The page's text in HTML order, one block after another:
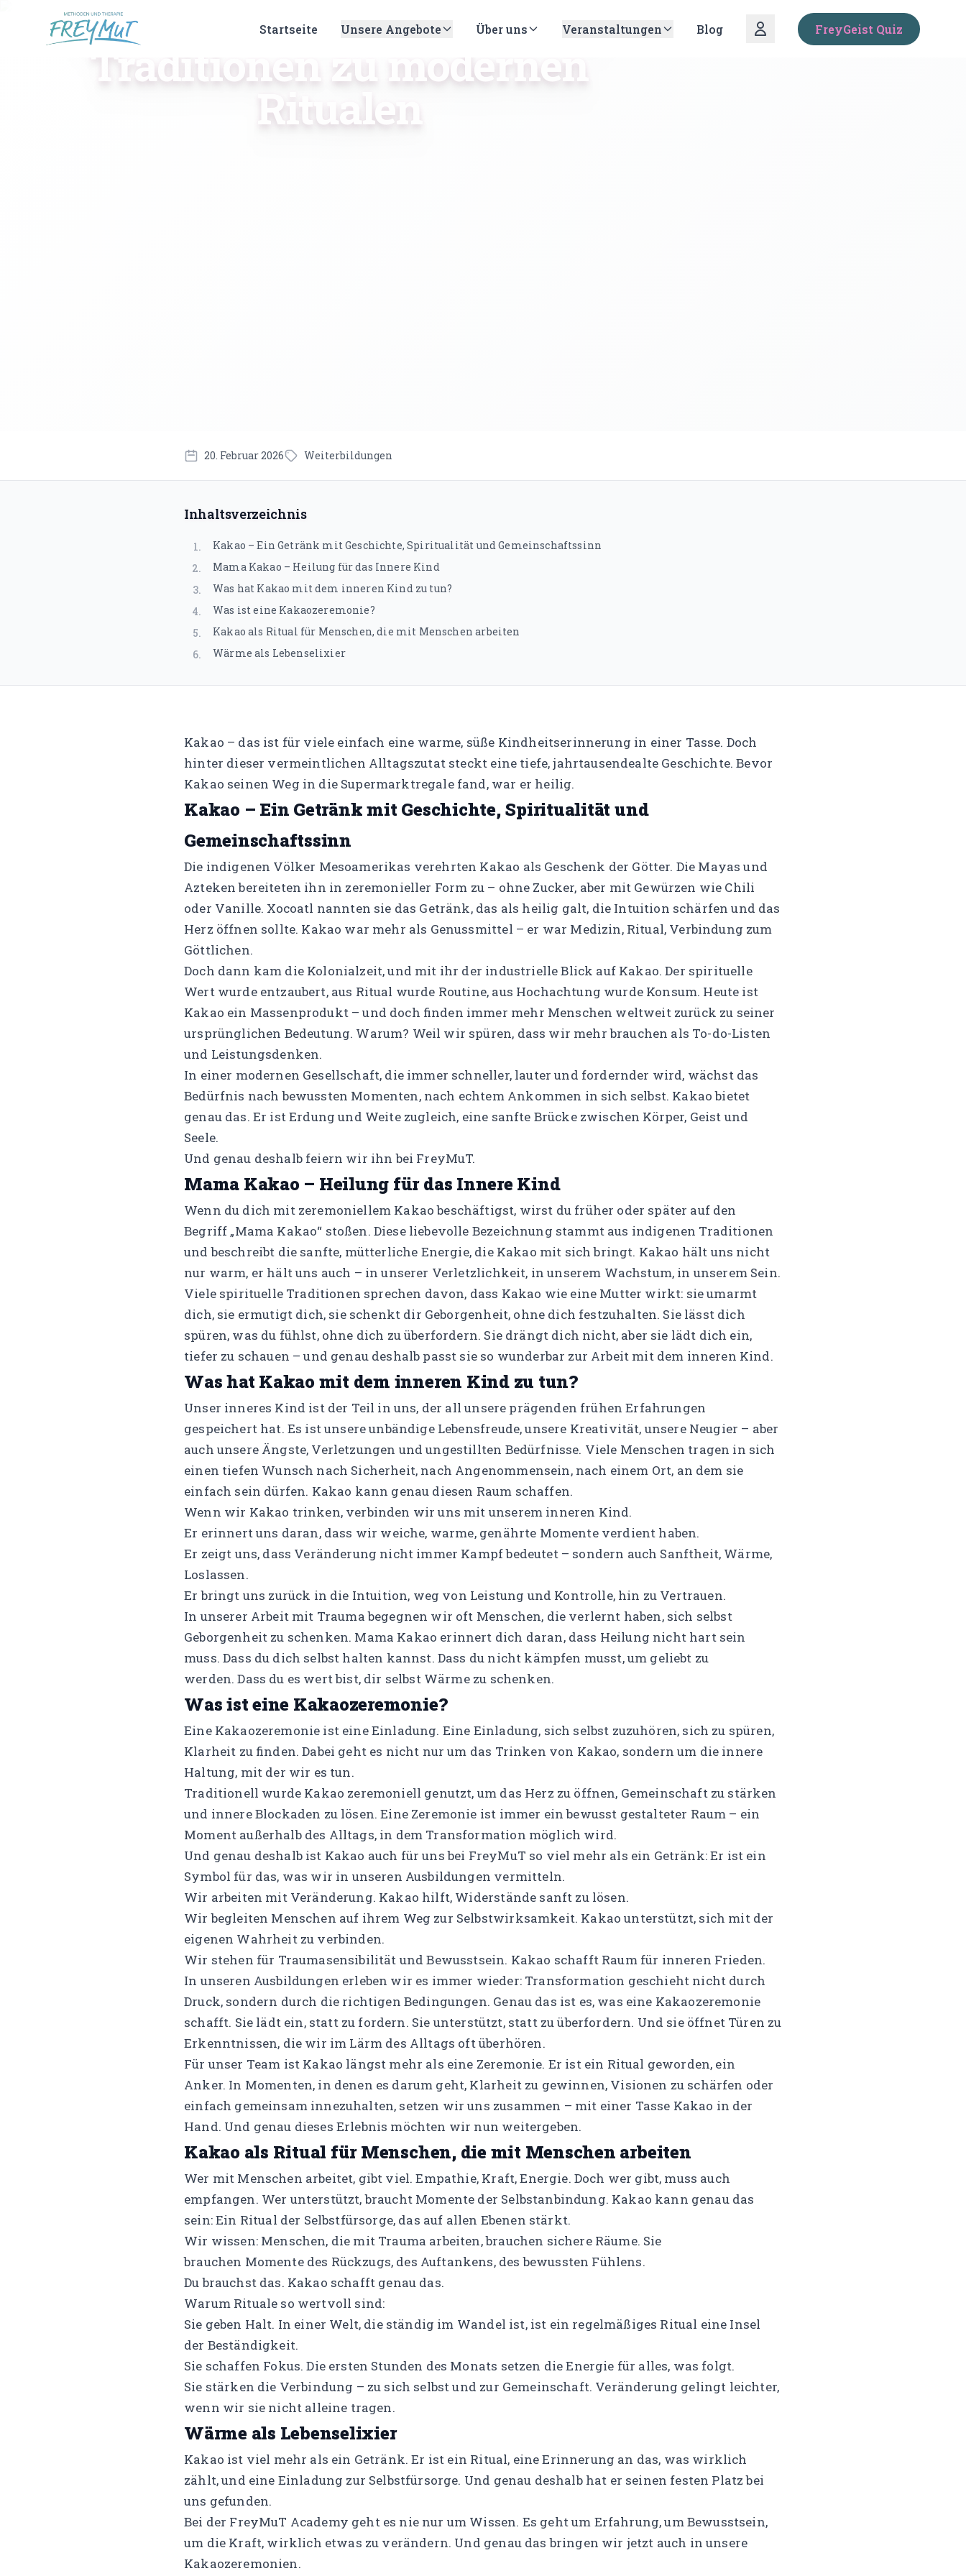
Startseite Unsere Angebote Über uns Veranstaltungen Blog FreyGeist Quiz
Mama Kakao - Von uralten
Traditionen zu modernen
Ritualen
20. Februar 2026 Weiterbildungen
Inhaltsverzeichnis
1.
Kakao – Ein Getränk mit Geschichte, Spiritualität und Gemeinschaftssinn
2.
Mama Kakao – Heilung für das Innere Kind
3.
Was hat Kakao mit dem inneren Kind zu tun?
4.
Was ist eine Kakaozeremonie?
5.
Kakao als Ritual für Menschen, die mit Menschen arbeiten
6. Wärme als Lebenselixier
Kakao – das ist für viele einfach eine warme, süße Kindheitserinnerung in einer Tasse. Doch
hinter dieser vermeintlichen Alltagszutat steckt eine tiefe, jahrtausendealte Geschichte. Bevor
Kakao seinen Weg in die Supermarktregale fand, war er heilig.
Kakao – Ein Getränk mit Geschichte, Spiritualität und
Gemeinschaftssinn
Die indigenen Völker Mesoamerikas verehrten Kakao als Geschenk der Götter. Die Mayas und
Azteken bereiteten ihn in zeremonieller Form zu – ohne Zucker, aber mit Gewürzen wie Chili
oder Vanille. Xocoatl nannten sie das Getränk, das als heilig galt, die Intuition schärfen und das
Herz öffnen sollte. Kakao war mehr als Genussmittel – er war Medizin, Ritual, Verbindung zum
Göttlichen.
Doch dann kam die Kolonialzeit, und mit ihr der industrielle Blick auf Kakao. Der spirituelle
Wert wurde entzaubert, aus Ritual wurde Routine, aus Hochachtung wurde Konsum. Heute ist
Kakao ein Massenprodukt – und doch finden immer mehr Menschen weltweit zurück zu seiner
ursprünglichen Bedeutung. Warum? Weil wir spüren, dass wir mehr brauchen als To-do-Listen
und Leistungsdenken.
In einer modernen Gesellschaft, die immer schneller, lauter und fordernder wird, wächst das
Bedürfnis nach bewussten Momenten, nach echtem Ankommen in sich selbst. Kakao bietet
genau das. Er ist Erdung und Weite zugleich, eine sanfte Brücke zwischen Körper, Geist und
Seele.
Und genau deshalb feiern wir ihn bei FreyMuT.
Mama Kakao – Heilung für das Innere Kind
Wenn du dich mit zeremoniellem Kakao beschäftigst, wirst du früher oder später auf den
Begriff „Mama Kakao“ stoßen. Diese liebevolle Bezeichnung stammt aus indigenen Traditionen
und beschreibt die sanfte, mütterliche Energie, die Kakao mit sich bringt. Kakao hält uns nicht
nur warm, er hält uns auch – in unserer Verletzlichkeit, in unserem Wachstum, in unserem Sein.
Viele spirituelle Traditionen sprechen davon, dass Kakao wie eine Mutter wirkt: sie umarmt
dich, sie ermutigt dich, sie schenkt dir Geborgenheit, ohne dich festzuhalten. Sie lässt dich
spüren, was du fühlst, ohne dich zu überfordern. Sie drängt dich nicht, aber sie lädt dich ein,
tiefer zu schauen – und genau deshalb passt sie so wunderbar zur Arbeit mit dem inneren Kind.
Was hat Kakao mit dem inneren Kind zu tun?
Unser inneres Kind ist der Teil in uns, der all unsere prägenden frühen Erfahrungen
gespeichert hat. Es ist unsere unbändige Lebensfreude, unsere Kreativität, unsere Neugier – aber
auch unsere Ängste, Verletzungen und ungestillten Bedürfnisse. Viele Menschen tragen in sich
einen tiefen Wunsch nach Sicherheit, nach Angenommensein, nach einem Ort, an dem sie
einfach sein dürfen. Kakao kann genau diesen Raum schaffen.
Wenn wir Kakao trinken, verbinden wir uns mit unserem inneren Kind.
Er erinnert uns daran, dass wir weiche, warme, genährte Momente verdient haben.
Er zeigt uns, dass Veränderung nicht immer Kampf bedeutet – sondern auch Sanftheit, Wärme,
Loslassen.
Er bringt uns zurück in die Intuition, weg von Leistung und Kontrolle, hin zu Vertrauen.
In unserer Arbeit mit Trauma begegnen wir oft Menschen, die verlernt haben, sich selbst
Geborgenheit zu schenken. Mama Kakao erinnert dich daran, dass Heilung nicht hart sein
muss. Dass du dich selbst halten kannst. Dass du nicht kämpfen musst, um geliebt zu
werden. Dass du es wert bist, dir selbst Wärme zu schenken.
Was ist eine Kakaozeremonie?
Eine Kakaozeremonie ist eine Einladung. Eine Einladung, sich selbst zuzuhören, sich zu spüren,
Klarheit zu finden. Dabei geht es nicht nur um das Trinken von Kakao, sondern um die innere
Haltung, mit der wir es tun.
Traditionell wurde Kakao zeremoniell genutzt, um das Herz zu öffnen, Gemeinschaft zu stärken
und innere Blockaden zu lösen. Eine Zeremonie ist immer ein bewusst gestalteter Raum – ein
Moment außerhalb des Alltags, in dem Transformation möglich wird.
Und genau deshalb ist Kakao auch für uns bei FreyMuT so viel mehr als ein Getränk: Er ist ein
Symbol für das, was wir in unseren Ausbildungen vermitteln.
Wir arbeiten mit Veränderung. Kakao hilft, Widerstände sanft zu lösen.
Wir begleiten Menschen auf ihrem Weg zur Selbstwirksamkeit. Kakao unterstützt, sich mit der
eigenen Wahrheit zu verbinden.
Wir stehen für Traumasensibilität und Bewusstsein. Kakao schafft Raum für inneren Frieden.
In unseren Ausbildungen erleben wir es immer wieder: Transformation geschieht nicht durch
Druck, sondern durch die richtigen Bedingungen. Genau das ist es, was eine Kakaozeremonie
schafft. Sie lädt ein, statt zu fordern. Sie unterstützt, statt zu überfordern. Und sie öffnet Türen zu
Erkenntnissen, die wir im Lärm des Alltags oft überhören.
Für unser Team ist Kakao längst mehr als eine Zeremonie. Er ist ein Ritual geworden, ein
Anker. In Momenten, in denen es darum geht, Klarheit zu gewinnen, Visionen zu schärfen oder
einfach gemeinsam innezuhalten, setzen wir uns zusammen – mit einer Tasse Kakao in der
Hand. Und genau dieses Erlebnis möchten wir nun weitergeben.
Kakao als Ritual für Menschen, die mit Menschen arbeiten
Wer mit Menschen arbeitet, gibt viel. Empathie, Kraft, Energie. Doch wer gibt, muss auch
empfangen. Wer unterstützt, braucht Momente der Selbstanbindung. Kakao kann genau das
sein: Ein Ritual der Selbstfürsorge, das auf allen Ebenen stärkt.
Wir wissen: Menschen, die mit Trauma arbeiten, brauchen sichere Räume. Sie
brauchen Momente des Rückzugs, des Auftankens, des bewussten Fühlens.
Du brauchst das. Kakao schafft genau das.
Warum Rituale so wertvoll sind:
Sie geben Halt. In einer Welt, die ständig im Wandel ist, ist ein regelmäßiges Ritual eine Insel
der Beständigkeit.
Sie schaffen Fokus. Die ersten Stunden des Monats setzen die Energie für alles, was folgt.
Sie stärken die Verbindung – zu sich selbst und zur Gemeinschaft. Veränderung gelingt leichter,
wenn wir sie nicht alleine tragen.
Wärme als Lebenselixier
Kakao ist viel mehr als ein Getränk. Er ist ein Ritual, eine Erinnerung an das, was wirklich
zählt, und eine Einladung zur Selbstfürsorge. Und genau deshalb hat er seinen festen Platz bei
uns gefunden.
Bei der FreyMuT Academy geht es nie nur um Wissen. Es geht um Erfahrung, um Bewusstsein,
um die Kraft, wirklich etwas zu verändern. Und genau das bringen wir jetzt auch in unsere
Kakaozeremonien.